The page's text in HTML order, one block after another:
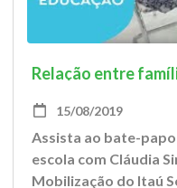
Relação entre
15/08/2019
Assista ao bate-
escola com Cláudia
Mobilização do Itaú